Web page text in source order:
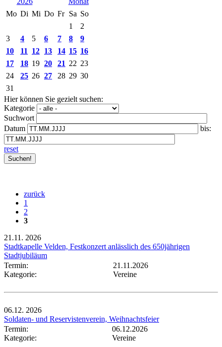
Mo Di Mi Do Fr Sa So
1
2
3
4 5 6 7 8
9
10
11 12 13 14 15 16
17
18 19 20 21 22 23
24
25 26 27 28 29 30
31
Hier können Sie gezielt suchen:
Kategorie
Suchwort
Datum
bis:
reset
zurück
1
2
3
21.11. 2026
Stadtkapelle Velden, Festkonzert anlässlich des 650jährigen
Stadtjubiläum
Termin:
21.11.2026
Kategorie:
Vereine
06.12. 2026
Soldaten- und Reservistenverein, Weihnachtsfeier
Termin:
06.12.2026
Kategorie:
Vereine